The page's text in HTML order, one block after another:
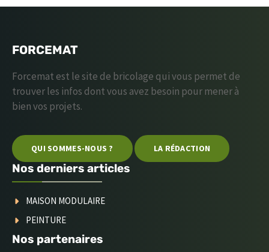
FORCEMAT
Forcemat est le site de bricolage qui vous permet de
trouver les infos dont vous avez besoin pour mener à
bien vos projets.
QUI SOMMES-NOUS ? LA RÉDACTION
Nos derniers articles
MAISON MODULAIRE
PEINTURE
Nos partenaires